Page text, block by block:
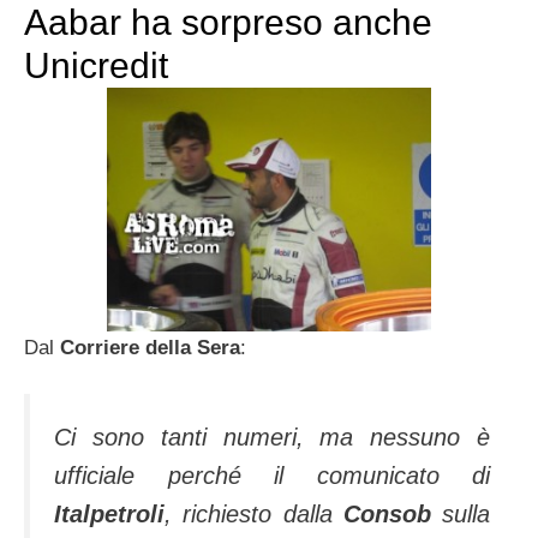
Aabar ha sorpreso anche
Unicredit
Dal Corriere della Sera:
Ci sono tanti numeri, ma nessuno è
ufficiale perché il comunicato di
Italpetroli, richiesto dalla Consob sulla